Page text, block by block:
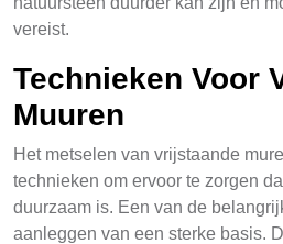
vereist.
Technieken Voor
Muuren
Het metselen van vrijstaande
technieken om ervoor te zorgen
duurzaam is. Een van de
aanleggen van een sterke basis.